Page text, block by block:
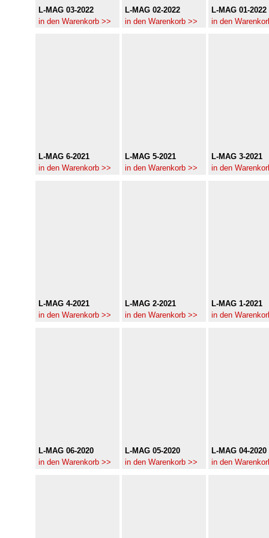
L-MAG 03-2022
in den Warenkorb >>
L-MAG 02-2022
in den Warenkorb >>
L-MAG 01-2022
in den
L-MAG 6-2021
in den Warenkorb >>
L-MAG 5-2021
in den Warenkorb >>
L-MAG 3-2021
in den
L-MAG 4-2021
in den Warenkorb >>
L-MAG 2-2021
in den Warenkorb >>
L-MAG 1-2021
in den
L-MAG 06-2020
in den Warenkorb >>
L-MAG 05-2020
in den Warenkorb >>
L-MAG 04-2020
in den